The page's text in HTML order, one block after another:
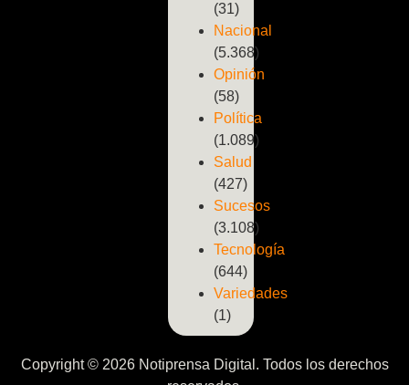
(31)
Nacional
(5.368)
Opinión
(58)
Política
(1.089)
Salud
(427)
Sucesos
(3.108)
Tecnología
(644)
Variedades
(1)
Copyright © 2026 Notiprensa Digital. Todos los derechos